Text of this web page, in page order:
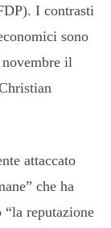
I contrasti
sono
il
attaccato
che ha
“la reputazione